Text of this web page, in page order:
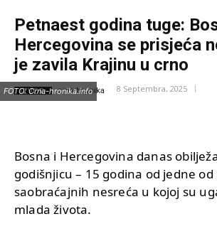
Petnaest godina tuge:
Hercegovina se prisjeća
je zavila Krajinu u crno
IZVOR: crna-hronika 8 Septembra, 2025
FOTO: Crna-hronika.info
Bosna i Hercegovina danas
godišnjicu – 15 godina od jedne
saobraćajnih nesreća u kojoj su
mlada života.